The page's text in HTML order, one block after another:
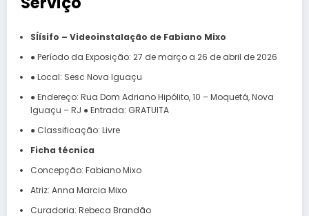
SÍísifo – Videoinstalação de Fabiano Mixo
● Período da Exposição: 27 de março a 26 de abril de 2026
● Local: Sesc Nova Iguaçu
● Endereço: Rua Dom Adriano Hipólito, 10 – Moquetá, Nova
Iguaçu – RJ ● Entrada: GRATUITA
● Classificação: Livre
Ficha técnica
Concepção: Fabiano Mixo
Atriz: Anna Marcia Mixo
Curadoria: Rebeca Brandão